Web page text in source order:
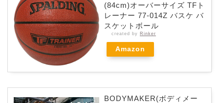
(84cm)オーバーサイズ TFト
レーナー 77-014Z バスケ バ
スケットボール
created by Rinker
Amazon
BODYMAKER(ボディメー